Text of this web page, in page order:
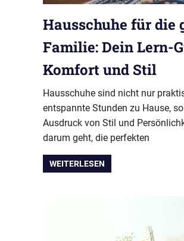
Hausschuhe für die
Familie: Dein Lern-
Komfort und Stil
Hausschuhe sind nicht nur
entspannte Stunden zu Hause,
Ausdruck von Stil und
darum geht, die perfekten
WEITERLESEN